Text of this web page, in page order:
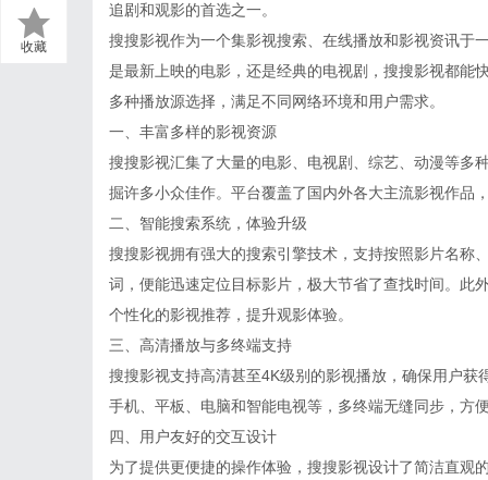
收藏
追剧和观影的首选之一。
搜搜影视作为一个集影视搜索、在线播放和影视资讯于
是最新上映的电影，还是经典的电视剧，搜搜影视都能
多种播放源选择，满足不同网络环境和用户需求。
一、丰富多样的影视资源
搜搜影视汇集了大量的电影、电视剧、综艺、动漫等多
掘许多小众佳作。平台覆盖了国内外各大主流影视作品
二、智能搜索系统，体验升级
搜搜影视拥有强大的搜索引擎技术，支持按照影片名称
词，便能迅速定位目标影片，极大节省了查找时间。此
个性化的影视推荐，提升观影体验。
三、高清播放与多终端支持
搜搜影视支持高清甚至4K级别的影视播放，确保用户
手机、平板、电脑和智能电视等，多终端无缝同步，方
四、用户友好的交互设计
为了提供更便捷的操作体验，搜搜影视设计了简洁直观